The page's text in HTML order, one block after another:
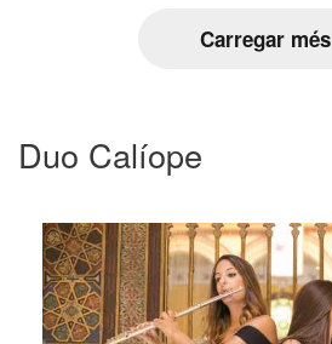
Carregar més
Duo Calíope